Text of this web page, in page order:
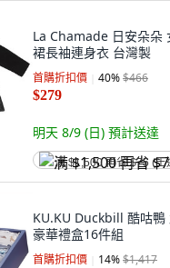
La Chamade 日安朵朵
裙長袖連身衣 台灣製
首購折扣價 40%$466
$279
明天 8/9 (日) 預計送達
满 $1,500 再省 $75 (王
KU.KU Duckbill 酷咕鴨
豪華禮盒16件組
首購折扣價 14%$1,417